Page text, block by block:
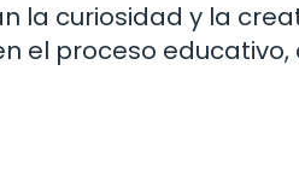
la curiosidad y la
el proceso